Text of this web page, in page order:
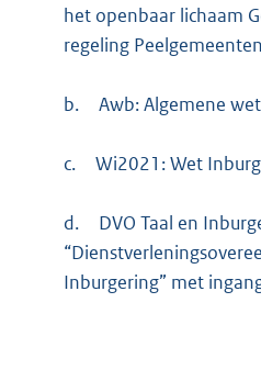
het openbaar lichaam
regeling
b. Awb: Algemene
c. Wi2021: Wet
d.
DVO Taal en
Inburgering” met